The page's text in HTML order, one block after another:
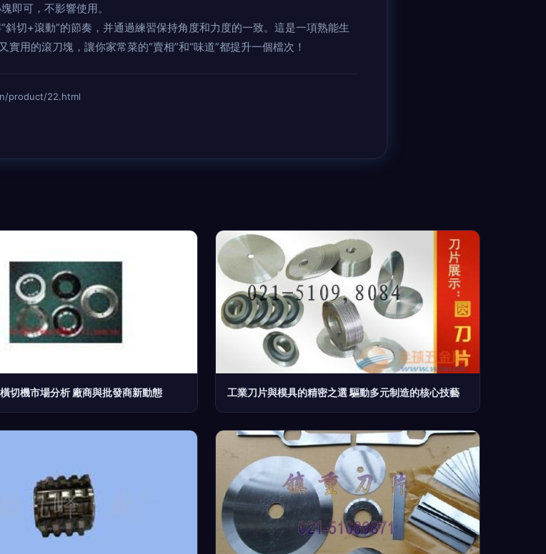
即可，不影響使用。
切+滾動”的節奏，并通過練習保持角度和力度的一致。這是一項熟能生
用的滾刀塊，讓你家常菜的“賣相”和“味道”都提升一個檔次！
product/22.html
切機市場分析 廠商與批發商新動態 工業刀片與模具的精密之選 驅動多元制造的核心技藝